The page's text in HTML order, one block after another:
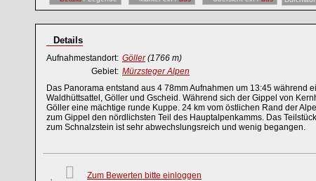
Details
Aufnahmestandort: Göller (1766 m)
Gebiet: Mürzsteger Alpen
Das Panorama entstand aus 4 78mm Aufnahmen um 13:45 während
Waldhüttsattel, Göller und Gscheid. Während sich der Gippel von
Göller eine mächtige runde Kuppe. 24 km vom östlichen Rand der
zum Gippel den nördlichsten Teil des Hauptalpenkamms. Das
zum Schnalzstein ist sehr abwechslungsreich und wenig begangen.
Zum Bewerten bitte einloggen